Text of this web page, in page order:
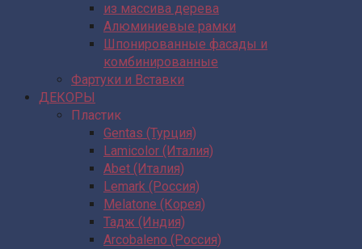
из массива дерева
Алюминиевые рамки
Шпонированные фасады и
комбинированные
Фартуки и Вставки
ДЕКОРЫ
Пластик
Gentas (Турция)
Lamicolor (Италия)
Abet (Италия)
Lemark (Россия)
Melatone (Корея)
Тадж (Индия)
Arcobaleno (Россия)